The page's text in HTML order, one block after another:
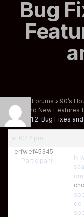
Bug
Forums › 90’s
Fixes and New Features
Patch 2.1.2: Bug Fixes
at 6:42 pm
erfwef45345
Participant
Ik
de